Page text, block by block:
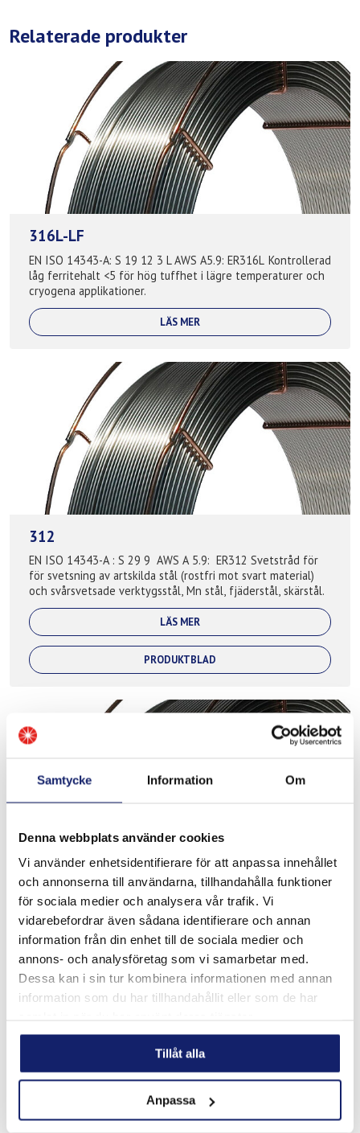
Samtycke Information Om
Denna webbplats använder cookies
Vi använder enhetsidentifierare för att anpassa innehållet
och annonserna till användarna, tillhandahålla funktioner
för sociala medier och analysera vår trafik. Vi
vidarebefordrar även sådana identifierare och annan
information från din enhet till de sociala medier och
annons- och analysföretag som vi samarbetar med.
Dessa kan i sin tur kombinera informationen med annan
information som du har tillhandahållit eller som de har
Tillåt alla
Anpassa
Relaterade produkter
316L-LF
EN ISO 14343-A: S 19 12 3 L AWS A5.9: ER316L Kontrollerad
låg ferritehalt <5 för hög tuffhet i lägre temperaturer och
cryogena applikationer.
LÄS MER
312
EN ISO 14343-A : S 29 9 AWS A 5.9: ER312 Svetstråd för
för svetsning av artskilda stål (rostfri mot svart material)
och svårsvetsade verktygsstål, Mn stål, fjäderstål, skärstål.
LÄS MER
PRODUKTBLAD
Super-Duplex 2594NL
EN ISO 14343-A: S 25 9 4 N L AWS A5.9: ER2594